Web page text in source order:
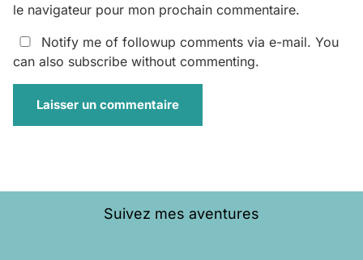
le navigateur pour mon prochain commentaire.
Notify me of followup comments via e-mail. You
can also subscribe without commenting.
Suivez mes aventures